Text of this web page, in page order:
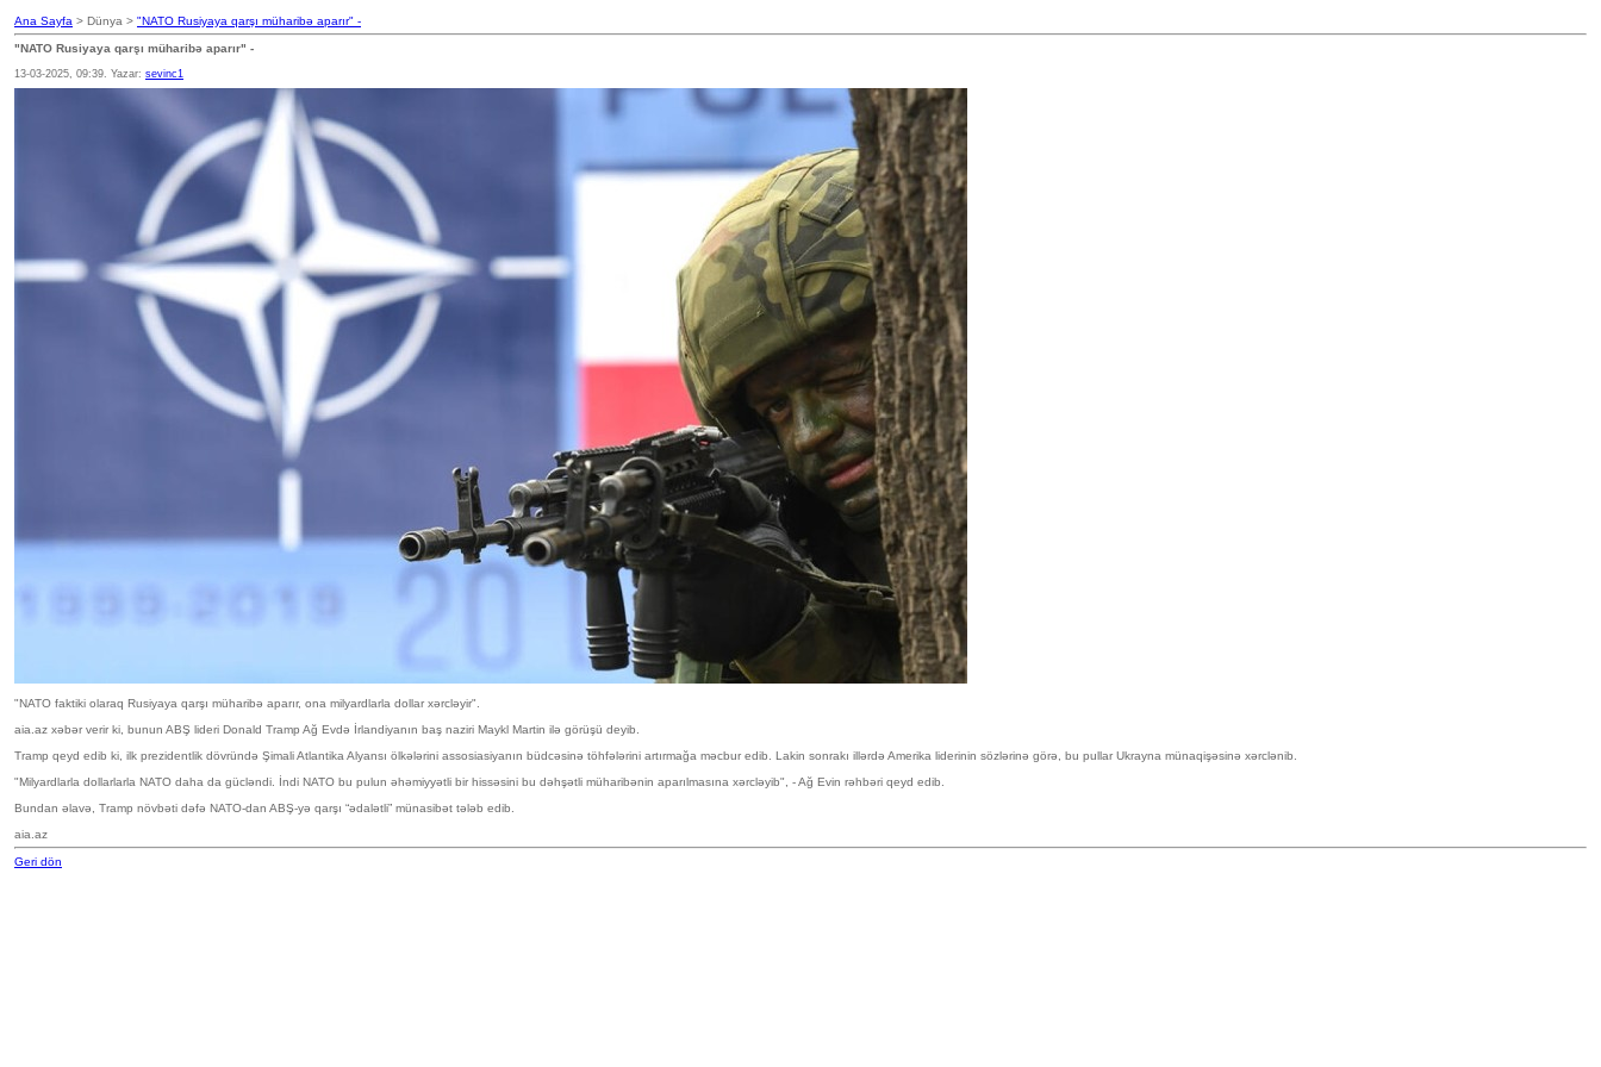
Ana Sayfa > Dünya > "NATO Rusiyaya qarşı müharibə aparır" -
"NATO Rusiyaya qarşı müharibə aparır" -
13-03-2025, 09:39. Yazar: sevinc1
"NATO faktiki olaraq Rusiyaya qarşı müharibə aparır, ona milyardlarla dollar xərcləyir".
aia.az xəbər verir ki, bunun ABŞ lideri Donald Tramp Ağ Evdə İrlandiyanın baş naziri Maykl Martin ilə görüşü deyib.
Tramp qeyd edib ki, ilk prezidentlik dövründə Şimali Atlantika Alyansı ölkələrini assosiasiyanın büdcəsinə töhfələrini artırmağa məcbur edib. Lakin sonrakı illərdə Amerika liderinin sözlərinə görə, bu pullar Ukrayna münaqişəsinə xərclənib.
"Milyardlarla dollarlarla NATO daha da gücləndi. İndi NATO bu pulun əhəmiyyətli bir hissəsini bu dəhşətli müharibənin aparılmasına xərcləyib", - Ağ Evin rəhbəri qeyd edib.
Bundan əlavə, Tramp növbəti dəfə NATO-dan ABŞ-yə qarşı “ədalətli” münasibət tələb edib.
aia.az
Geri dön